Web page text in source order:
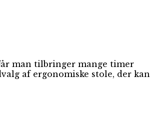
man tilbringer mange timer
af ergonomiske stole, der kan